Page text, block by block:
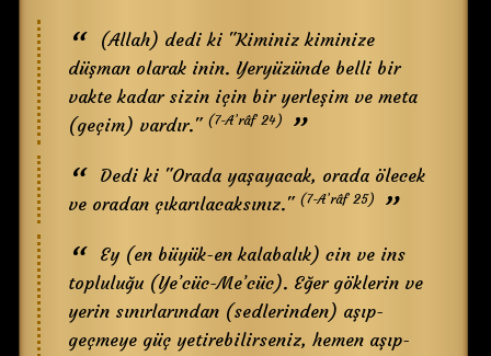
(Allah) dedi ki "Kiminiz kiminize
düşman olarak inin. Yeryüzünde belli bir
vakte kadar sizin için bir yerleşim ve meta
(geçim) vardır." (7-A’râf 24)
Dedi ki "Orada yaşayacak, orada ölecek
ve oradan çıkarılacaksınız." (7-A’râf 25)
Ey (en büyük-en kalabalık) cin ve ins
topluluğu (Ye’cüc-Me’cüc). Eğer göklerin ve
yerin sınırlarından (sedlerinden) aşıp-
geçmeye güç yetirebilirseniz, hemen aşıp-